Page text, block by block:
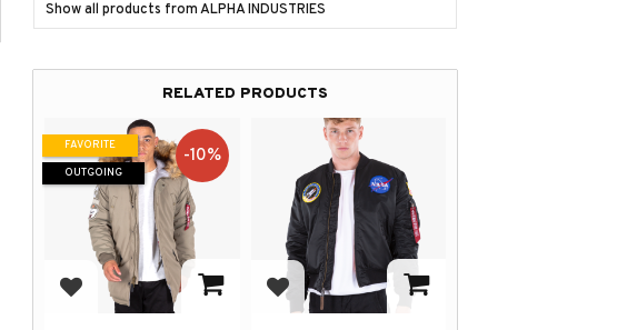
Show all products from ALPHA INDUSTRIES
RELATED PRODUCTS
Add to favorites
10%
FAVORITE
OUTGOING
Add to favorites